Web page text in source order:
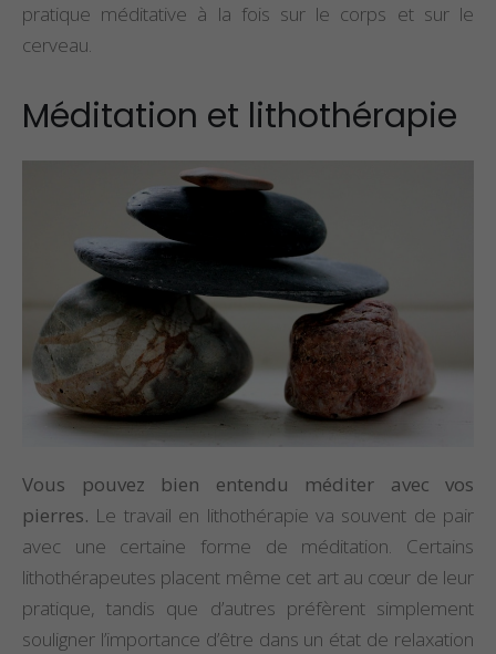
pratique méditative à la fois sur le corps et sur le
cerveau.
Méditation et lithothérapie
Vous pouvez bien entendu méditer avec vos
pierres. Le travail en lithothérapie va souvent de pair
avec une certaine forme de méditation. Certains
lithothérapeutes placent même cet art au cœur de leur
pratique, tandis que d’autres préfèrent simplement
souligner l’importance d’être dans un état de relaxation